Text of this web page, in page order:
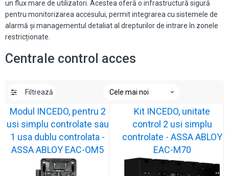
un flux mare de utilizatori. Acestea oferă o infrastructură sigură
pentru monitorizarea accesului, permit integrarea cu sistemele de
alarmă și managementul detaliat al drepturilor de intrare în zonele
restricționate.
Centrale control acces
Filtrează
Modul INCEDO, pentru 2
usi simplu controlate sau
1 usa dublu controlata -
ASSA ABLOY EAC-OM5
Kit INCEDO, unitate
control 2 usi simplu
controlate - ASSA ABLOY
EAC-M70